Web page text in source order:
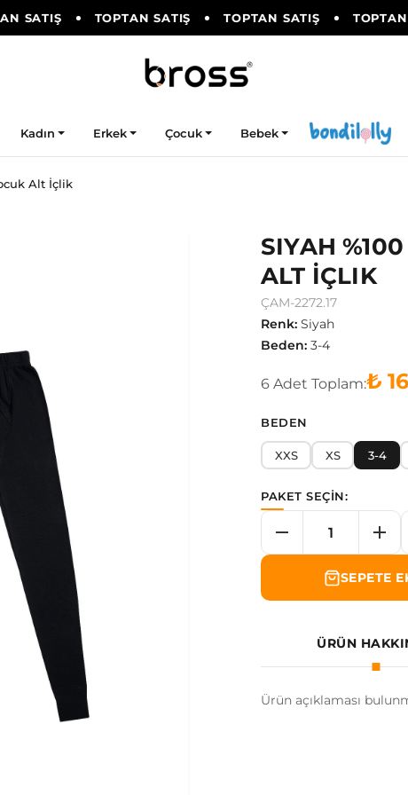
SATIŞ TOPTAN SATIŞ TOPTAN SATIŞ TOPTAN
Kadın Erkek Çocuk Bebek
Alt İçlik
SIYAH
ALT İÇLIK
ÇAM-2272.17
Renk: Siyah
Beden: 3-4
6 Adet Toplam:₺
BEDEN
XXS XS 3-4
PAKET SEÇİN:
SEPETE
ÜRÜN
Ürün açıklaması